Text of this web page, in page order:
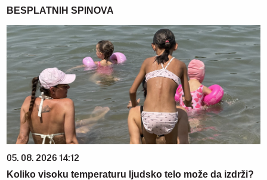
BESPLATNIH SPINOVA
05. 08. 2026 14:12
Koliko visoku temperaturu ljudsko telo može da izdrži?